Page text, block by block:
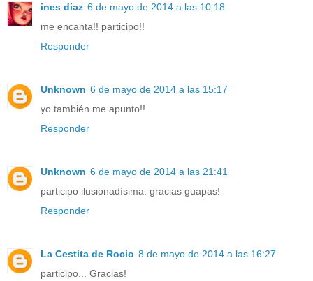
ines diaz 6 de mayo de 2014 a las 10:18
me encanta!! participo!!
Responder
Unknown 6 de mayo de 2014 a las 15:17
yo también me apunto!!
Responder
Unknown 6 de mayo de 2014 a las 21:41
participo ilusionadísima. gracias guapas!
Responder
La Cestita de Rocio 8 de mayo de 2014 a las 16:27
participo... Gracias!